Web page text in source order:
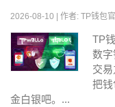
2026-08-10 | 作者: TP钱包官
TP
数
交
把
金白银吧。...